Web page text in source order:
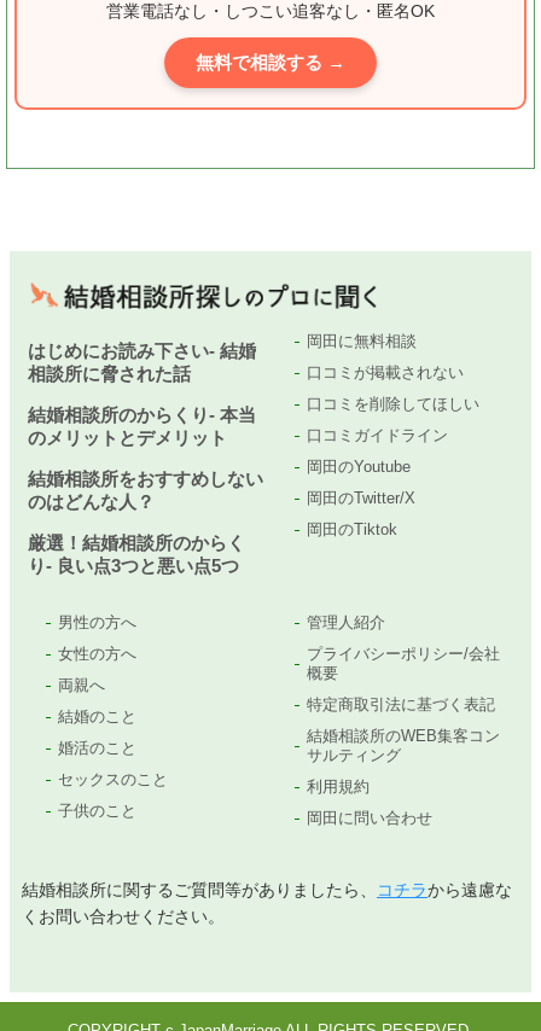
営業電話なし・しつこい追客なし・匿名OK
無料で相談する →
はじめにお読み下さい- 結婚
相談所に脅された話
結婚相談所のからくり- 本当
のメリットとデメリット
結婚相談所をおすすめしない
のはどんな人？
厳選！結婚相談所のからく
り- 良い点3つと悪い点5つ
岡田に無料相談
口コミが掲載されない
口コミを削除してほしい
口コミガイドライン
岡田のYoutube
岡田のTwitter/X
岡田のTiktok
男性の方へ
女性の方へ
両親へ
結婚のこと
婚活のこと
セックスのこと
子供のこと
管理人紹介
プライバシーポリシー/会社
概要
特定商取引法に基づく表記
結婚相談所のWEB集客コン
サルティング
利用規約
岡田に問い合わせ
結婚相談所に関するご質問等がありましたら、 コチラから遠慮な
くお問い合わせください。